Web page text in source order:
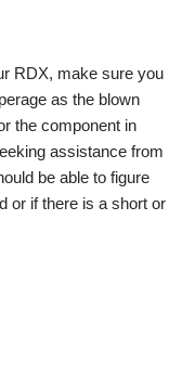
RDX, make sure you
as the blown
the component in
assistance from
be able to figure
or if there is a short or